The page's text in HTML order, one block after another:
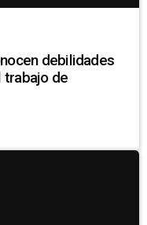
debilidades
trabajo de